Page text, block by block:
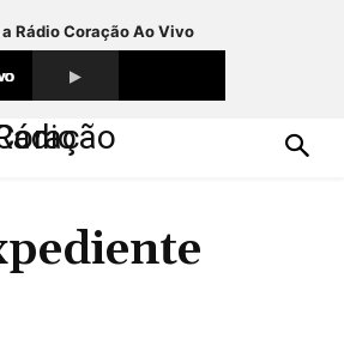
Rádio Coração Ao Vivo